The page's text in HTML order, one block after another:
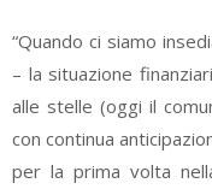
“Quando ci siamo
– la situazione
alle stelle (oggi il
con continua
per la prima volta